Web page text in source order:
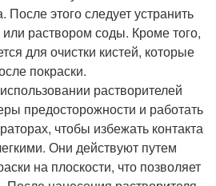
После этого следует устранить
раствором соды. Кроме того,
для очистки кистей, которые
покраски.
растворителей
предосторожности и работать
чтобы избежать контакта
Они действуют путем
на плоскости, что позволяет